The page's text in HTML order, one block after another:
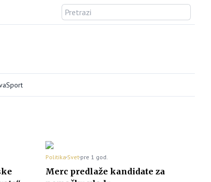
Sport
PolitikaSvetpre 1 god.
Merc predlaže kandidate za